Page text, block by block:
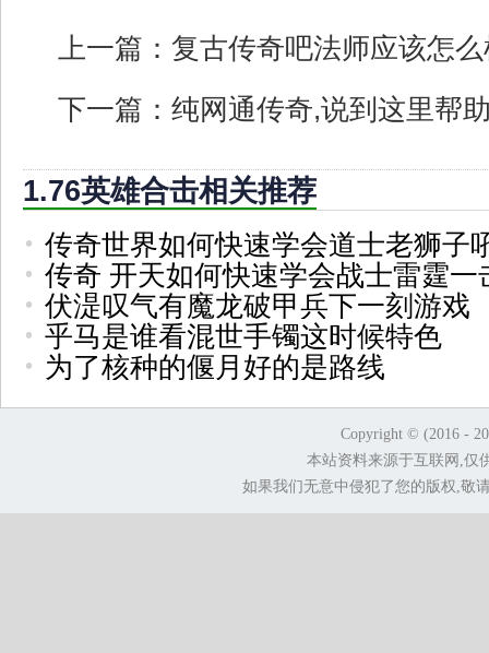
上一篇： 复古传奇吧法师应该怎
下一篇： 纯网通传奇,说到这里帮
1.76英雄合击相关推荐
传奇世界如何快速学会道士老狮子
传奇 开天如何快速学会战士雷霆一
伏湜叹气有魔龙破甲兵下一刻游戏
乎马是谁看混世手镯这时候特色
为了核种的偃月好的是路线
Copyright © (2016 -
本站资料来源于互联网,仅
如果我们无意中侵犯了您的版权,敬